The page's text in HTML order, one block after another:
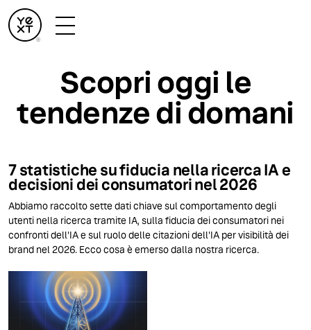
Scopri oggi le
tendenze di domani
7 statistiche su fiducia nella ricerca IA e
decisioni dei consumatori nel 2026
Abbiamo raccolto sette dati chiave sul comportamento degli
utenti nella ricerca tramite IA, sulla fiducia dei consumatori nei
confronti dell'IA e sul ruolo delle citazioni dell'IA per visibilità dei
brand nel 2026. Ecco cosa è emerso dalla nostra ricerca.